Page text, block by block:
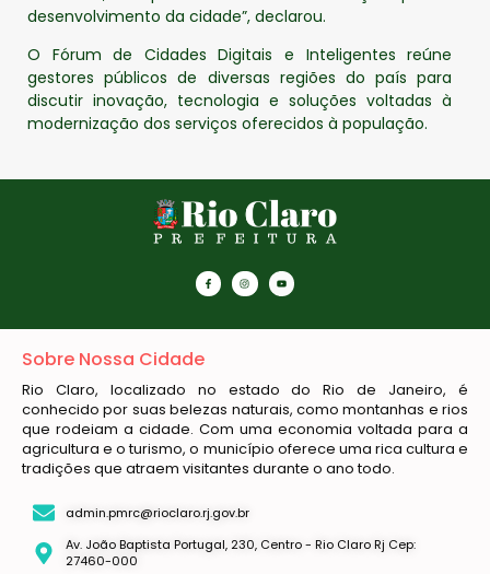
desenvolvimento da cidade”, declarou.
O Fórum de Cidades Digitais e Inteligentes reúne
gestores públicos de diversas regiões do país para
discutir inovação, tecnologia e soluções voltadas à
modernização dos serviços oferecidos à população.
Sobre Nossa Cidade
Rio Claro, localizado no estado do Rio de Janeiro, é
conhecido por suas belezas naturais, como montanhas e rios
que rodeiam a cidade. Com uma economia voltada para a
agricultura e o turismo, o município oferece uma rica cultura e
tradições que atraem visitantes durante o ano todo.
admin.pmrc@rioclaro.rj.gov.br
Av. João Baptista Portugal, 230, Centro - Rio Claro Rj Cep:
27460-000